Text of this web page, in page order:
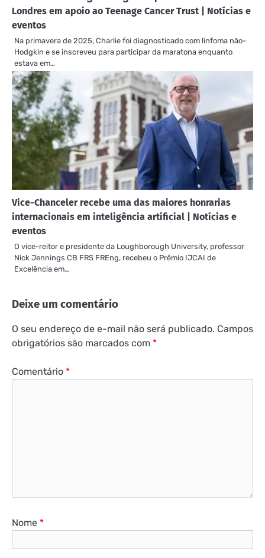
Londres em apoio ao Teenage Cancer Trust | Notícias e
eventos
Na primavera de 2025, Charlie foi diagnosticado com linfoma não-
Hodgkin e se inscreveu para participar da maratona enquanto
estava em…
Vice-Chanceler recebe uma das maiores honrarias
internacionais em inteligência artificial | Notícias e
eventos
O vice-reitor e presidente da Loughborough University, professor
Nick Jennings CB FRS FREng, recebeu o Prêmio IJCAI de
Excelência em…
Deixe um comentário
O seu endereço de e-mail não será publicado. Campos
obrigatórios são marcados com *
Comentário *
Nome *